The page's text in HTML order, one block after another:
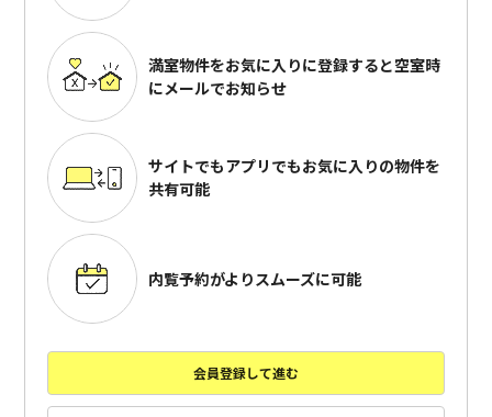
満室物件をお気に入りに登録すると空室時
にメールでお知らせ
サイトでもアプリでもお気に入りの物件を
共有可能
内覧予約がよりスムーズに可能
会員登録して進む